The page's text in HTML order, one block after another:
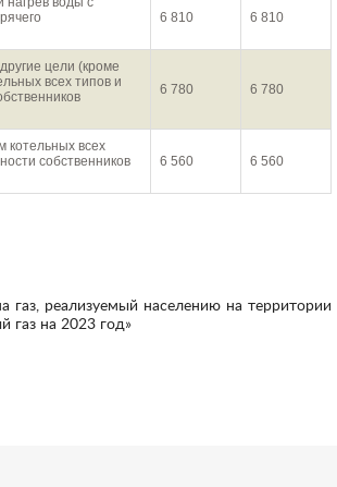
6 810 6 810
цели (кроме
всех типов и
6 780 6 780
котельных всех
собственников
6 560 6 560
газ на 2023 год»